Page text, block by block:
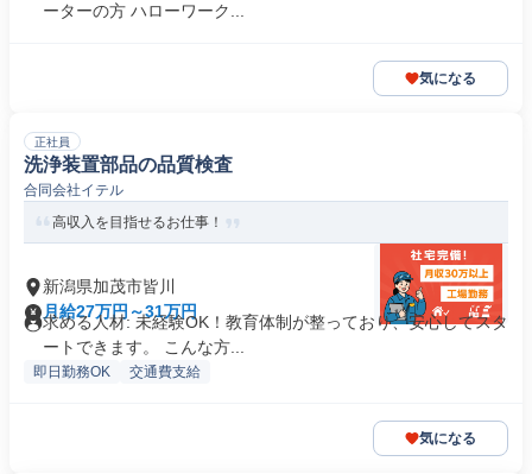
ーターの方 ハローワーク...
気になる
正社員
洗浄装置部品の品質検査
合同会社イテル
高収入を目指せるお仕事！
新潟県加茂市皆川
月給27万円～31万円
求める人材: 未経験OK！教育体制が整っており、安心してスタ
ートできます。 こんな方...
即日勤務OK 交通費支給
気になる